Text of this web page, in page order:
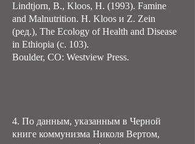
Lindtjorn, B., Kloos, H. (1993). Famine
and Malnutrition. H. Kloos и Z. Zein
(ред.), The Ecology of Health and Disease
in Ethiopia (с. 103).
Boulder, CO: Westview Press.
4. По данным, указанным в Черной
книге коммунизма Николя Вертом,